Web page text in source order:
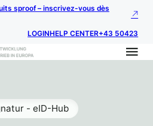
sproof – inscrivez-vous dès
LOGINHELP CENTER+43 50423
- eID-Hub